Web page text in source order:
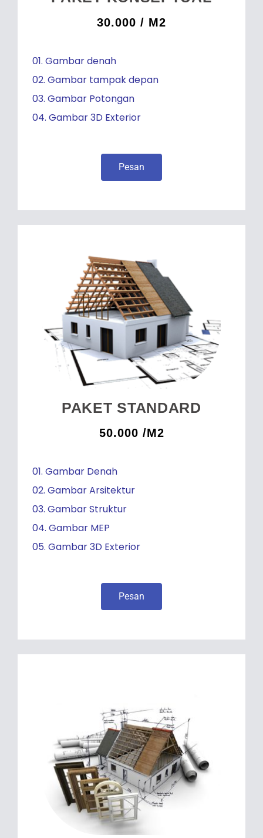
30.000 / M2
01. Gambar denah
02. Gambar tampak depan
03. Gambar Potongan
04. Gambar 3D Exterior
Pesan
PAKET STANDARD
50.000 /M2
01. Gambar Denah
02. Gambar Arsitektur
03. Gambar Struktur
04. Gambar MEP
05. Gambar 3D Exterior
Pesan